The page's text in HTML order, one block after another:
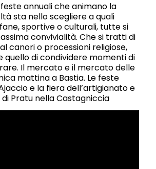
annuali che animano la
sta nello scegliere a quali
sportive o culturali, tutte si
convivialità. Che si tratti di
canori o processioni religiose,
quello di condividere momenti di
Il mercato e il mercato delle
mattina a Bastia. Le feste
e la fiera dell’artigianato e
Pratu nella Castagniccia